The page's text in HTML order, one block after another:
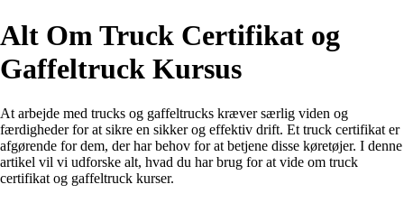
Alt Om Truck Certifikat og
Gaffeltruck Kursus
At arbejde med trucks og gaffeltrucks kræver særlig viden og
færdigheder for at sikre en sikker og effektiv drift. Et truck certifikat er
afgørende for dem, der har behov for at betjene disse køretøjer. I denne
artikel vil vi udforske alt, hvad du har brug for at vide om truck
certifikat og gaffeltruck kurser.